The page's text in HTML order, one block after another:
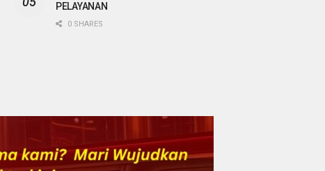
PELAYANAN
0 SHARES